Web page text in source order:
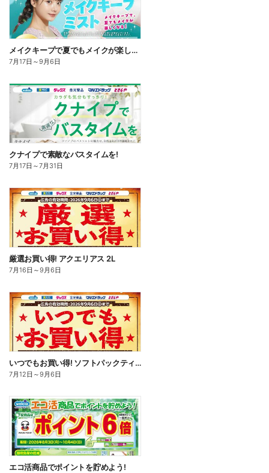
メイクキープで夏でもメイクが楽しくなる!
7月17日 ～9月6日
クナイプで素敵なバスタイムを!
7月17日 ～7月31日
厳選お買い得! アクエリアス 2L
7月16日 ～9月6日
いつでもお買い得! ソフトパックティッシュ
7月12日 ～9月6日
エコ活商品でポイントを貯めよう!